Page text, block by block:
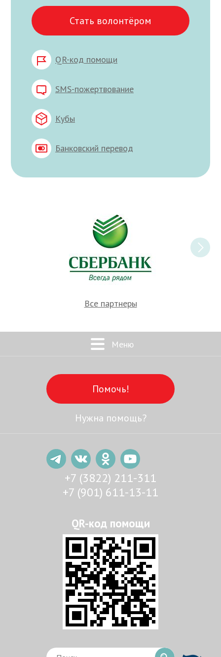
Стать волонтёром
QR-код помощи
SMS-пожертвование
Кубы
Банковский перевод
Все партнеры
Меню
Помочь!
Нужна помощь?
+7 (3822) 211-311
+7 (901) 611-13-11